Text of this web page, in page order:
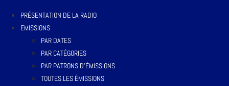
PRÉSENTATION DE LA RADIO
EMISSIONS
PAR DATES
PAR CATÉGORIES
PAR PATRONS D’ÉMISSIONS
TOUTES LES ÉMISSIONS